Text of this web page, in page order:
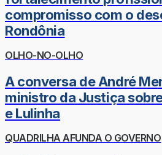
compromisso com o
Rondônia
OLHO-NO-OLHO
A conversa de André
ministro da Justiça
e Lulinha
QUADRILHA AFUNDA O GOVERNO